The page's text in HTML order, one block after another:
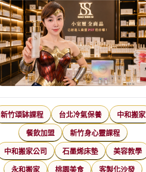
新竹頌缽課程 台北冷氣保養 中和搬家
餐飲加盟 新竹身心靈課程
中和搬家公司 石墨烯床墊 美容教學
永和搬家 桃園美食 客製化沙發